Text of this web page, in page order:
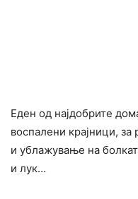
Еден од најдобрите
воспалени крајници, за
и ублажување на
и лук…